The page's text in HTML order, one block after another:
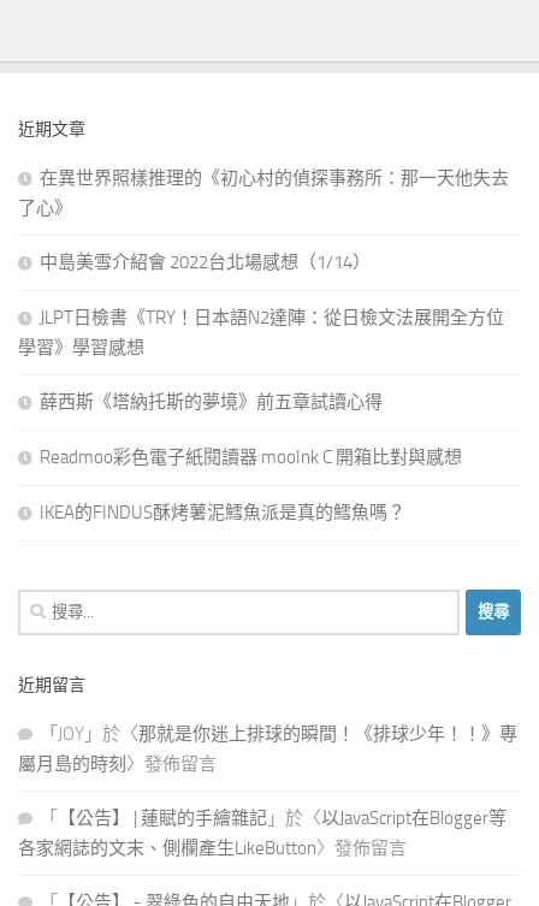
近期文章
在異世界照樣推理的《初心村的偵探事務所：那一天他失去
了心》
中島美雪介紹會 2022台北場感想（1/14）
JLPT日檢書《TRY！日本語N2達陣：從日檢文法展開全方位
學習》學習感想
薛西斯《塔納托斯的夢境》前五章試讀心得
Readmoo彩色電子紙閱讀器 mooInk C 開箱比對與感想
IKEA的FINDUS酥烤薯泥鱈魚派是真的鱈魚嗎？
搜
尋
鍵
近期留言
「 JOY 」於〈那就是你迷上排球的瞬間！《排球少年！！》專
屬月島的時刻 〉發佈留言
「 【公告】 | 蓮賦的手繪雜記 」於〈以JavaScript在Blogger等
各家網誌的文末、側欄產生LikeButton〉發佈留言